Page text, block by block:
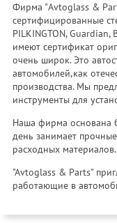
Фирма "Avtoglass &
сертифицированные
PILKINGTON, Guardian,
имеют сертификат
очень широк. Это
автомобилей,как
производства. Мы
инструменты для
Наша фирма основана
день занимает
расходных материалов.
"Avtoglass & Parts"
работающие в